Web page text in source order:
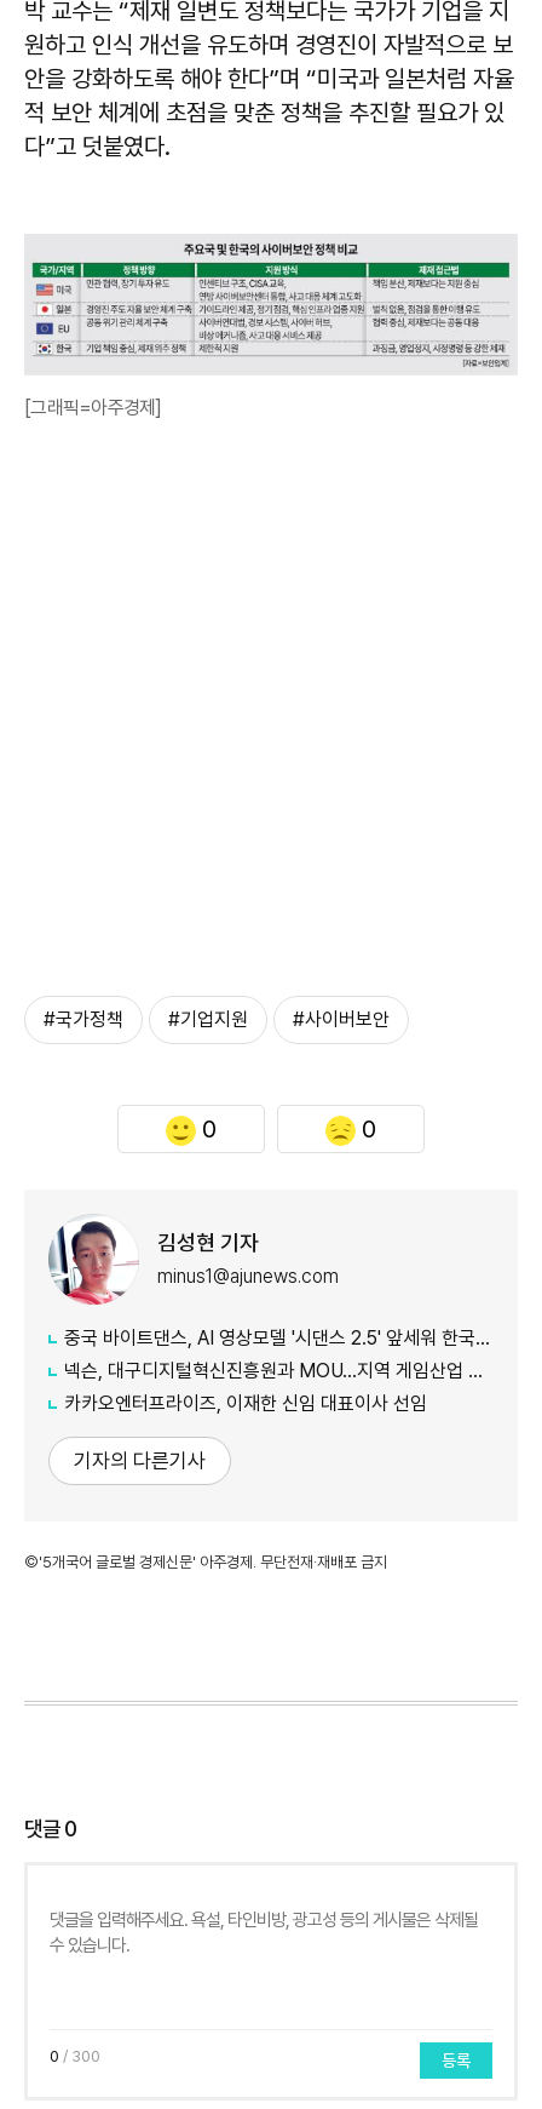
박 교수는 “제재 일변도 정책보다는 국가가 기업을 지
원하고 인식 개선을 유도하며 경영진이 자발적으로 보
안을 강화하도록 해야 한다”며 “미국과 일본처럼 자율
적 보안 체계에 초점을 맞춘 정책을 추진할 필요가 있
다”고 덧붙였다.
[그래픽=아주경제]
#국가정책 #기업지원 #사이버보안
0 0
김성현 기자
minus1@ajunews.com
중국 바이트댄스, AI 영상모델 '시댄스 2.5' 앞세워 한국 공략 본격화
넥슨, 대구디지털혁신진흥원과 MOU…지역 게임산업 육성 나선다
카카오엔터프라이즈, 이재한 신임 대표이사 선임
기자의 다른기사
©'5개국어 글로벌 경제신문' 아주경제. 무단전재·재배포 금지
댓글0
0 / 300 등록